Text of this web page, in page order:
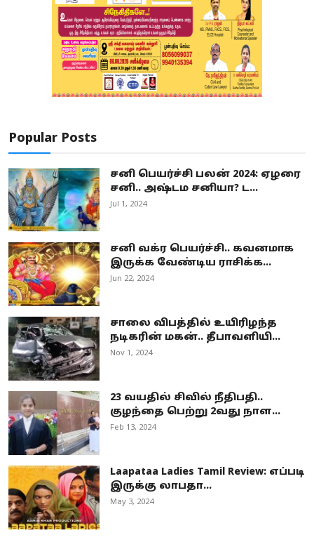
Popular Posts
சனி பெயர்ச்சி பலன் 2024: ஏழரை
சனி.. அஷ்டம சனியா? ட...
Jul 1, 2024
சனி வக்ர பெயர்ச்சி.. கவனமாக
இருக்க வேண்டிய ராசிக்க...
Jun 22, 2024
சாலை விபத்தில் உயிரிழந்த
நடிகரின் மகன்.. தீபாவளியி...
Nov 1, 2024
23 வயதில் சிவில் நீதிபதி..
குழந்தை பெற்று 2வது நாள...
Feb 13, 2024
Laapataa Ladies Tamil Review: எப்படி
இருக்கு லாபதா...
May 3, 2024